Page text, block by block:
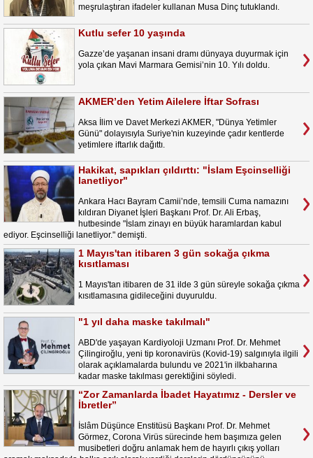
meşrulaştıran ifadeler kullanan Musa Dinç tutuklandı.
Kutlu sefer 10 yaşında
Gazze’de yaşanan insani dramı dünyaya duyurmak için
yola çıkan Mavi Marmara Gemisi’nin 10. Yılı doldu.
AKMER’den Yetim Ailelere İftar Sofrası
Aksa İlim ve Davet Merkezi AKMER, "Dünya Yetimler
Günü" dolayısıyla Suriye'nin kuzeyinde çadır kentlerde
yetimlere iftarlık dağıttı.
Hakikat, sapıkları çıldırttı: "İslam Eşcinselliği
lanetliyor"
Ankara Hacı Bayram Camii’nde, temsili Cuma namazını
kıldıran Diyanet İşleri Başkanı Prof. Dr. Ali Erbaş,
hutbesinde "İslam zinayı en büyük haramlardan kabul
ediyor. Eşcinselliği lanetliyor." demişti.
1 Mayıs'tan itibaren 3 gün sokağa çıkma
kısıtlaması
1 Mayıs'tan itibaren de 31 ilde 3 gün süreyle sokağa çıkma
kısıtlamasına gidileceğini duyuruldu.
"1 yıl daha maske takılmalı"
ABD'de yaşayan Kardiyoloji Uzmanı Prof. Dr. Mehmet
Çilingiroğlu, yeni tip koronavirüs (Kovid-19) salgınıyla ilgili
olarak açıklamalarda bulundu ve 2021'in ilkbaharına
kadar maske takılması gerektiğini söyledi.
“Zor Zamanlarda İbadet Hayatımız - Dersler ve
İbretler”
İslâm Düşünce Enstitüsü Başkanı Prof. Dr. Mehmet
Görmez, Corona Virüs sürecinde hem başımıza gelen
musibetleri doğru anlamak hem de hayırlı çıkış yolları